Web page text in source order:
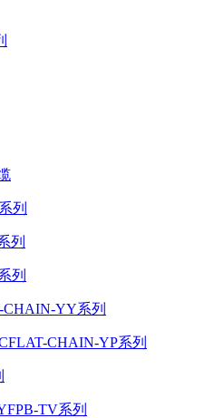
列
列
列
CHAIN-YY系列
CHAIN-YP系列
TV系列